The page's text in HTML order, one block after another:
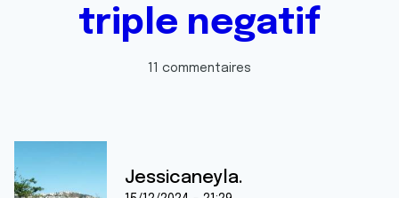
triple negatif
11 commentaires
Jessicaneyla.